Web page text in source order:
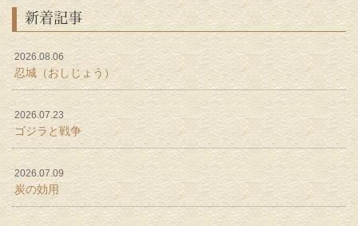
新着記事
2026.08.06
忍城（おしじょう）
2026.07.23
ゴジラと戦争
2026.07.09
炭の効用